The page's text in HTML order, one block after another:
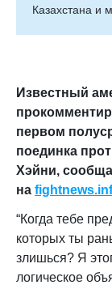
Казахстана и
Известный
первом
поединка
Хэйни,
на
“Когда тебе
которых ты
злишься? Я
логическое